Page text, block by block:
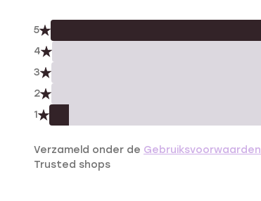
5
4
3
2
1
Verzameld onder de Gebruiksvoorwaarden
Trusted shops